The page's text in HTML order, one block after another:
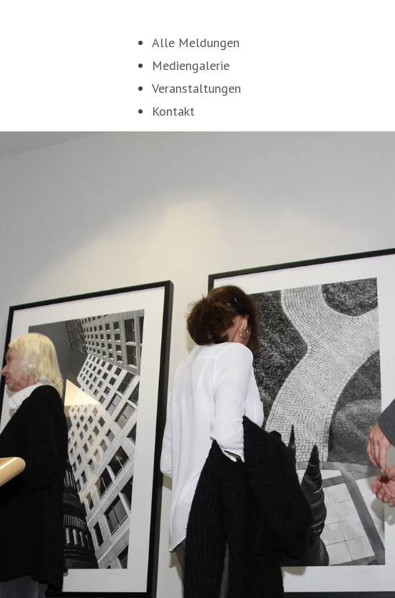
Alle Meldungen
Mediengalerie
Veranstaltungen
Kontakt